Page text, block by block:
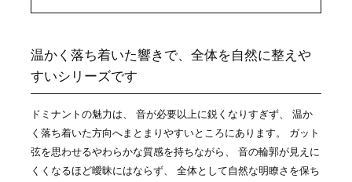
温かく落ち着いた響きで、全体を自然に整えや
すいシリーズです
ドミナントの魅力は、 音が必要以上に鋭くなりすぎず、 温か
く落ち着いた方向へまとまりやすいところにあります。 ガット
弦を思わせるやわらかな質感を持ちながら、 音の輪郭が見えに
くくなるほど曖昧にはならず、 全体として自然な明瞭さを保ち